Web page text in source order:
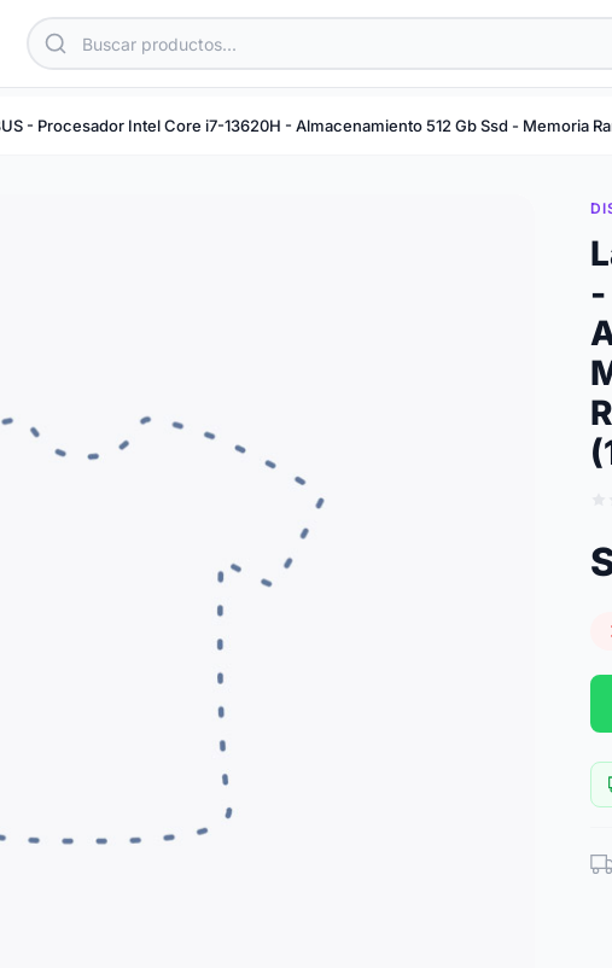
- Procesador Intel Core i7-13620H - Almacenamiento 512 Gb Ssd - Memoria